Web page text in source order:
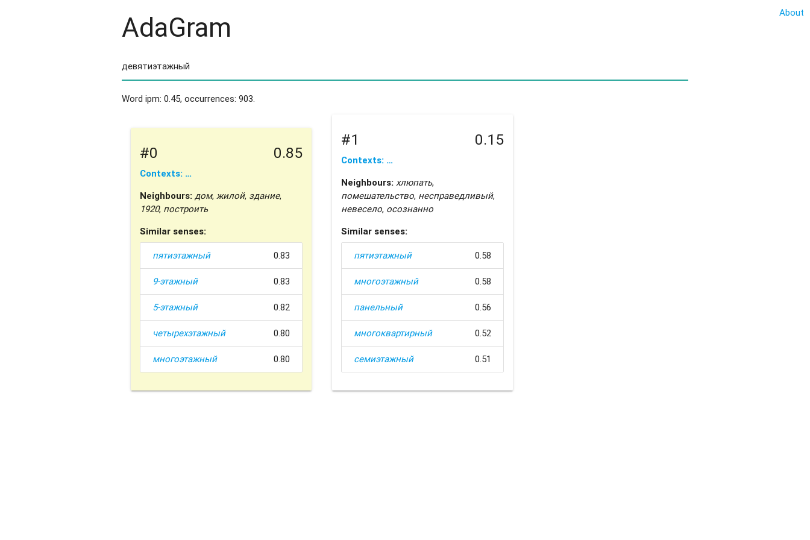
About
AdaGram
Word ipm: 0.45, occurrences: 903.
#0 0.85
Contexts: …
Neighbours: дом, жилой, здание,
1920, построить
Similar senses:
пятиэтажный 0.83
9-этажный 0.83
5-этажный 0.82
четырехэтажный 0.80
многоэтажный 0.80
#1 0.15
Contexts: …
Neighbours: хлюпать,
помешательство, несправедливый,
невесело, осознанно
Similar senses:
пятиэтажный 0.58
многоэтажный 0.58
панельный 0.56
многоквартирный 0.52
семиэтажный 0.51